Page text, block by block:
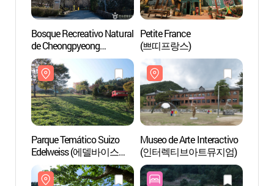
Bosque Recreativo Natural
de Cheongpyeong
(청평자연휴양림)
Petite France
(쁘띠프랑스)
Parque Temático Suizo
Edelweiss (에델바이스
스위스 테마파크)
Museo de Arte Interactivo
(인터렉티브아트뮤지엄)